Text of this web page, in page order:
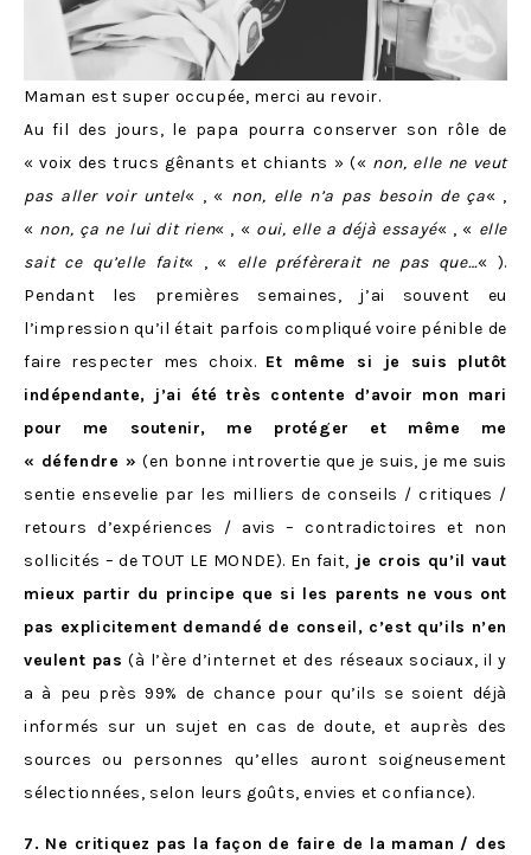
Maman est super occupée, merci au revoir.
Au fil des jours, le papa pourra conserver son rôle de
« voix des trucs gênants et chiants » (« non, elle ne veut
pas aller voir untel« , « non, elle n’a pas besoin de ça« ,
« non, ça ne lui dit rien« , « oui, elle a déjà essayé« , « elle
sait ce qu’elle fait« , « elle préfèrerait ne pas que…« ).
Pendant les premières semaines, j’ai souvent eu
l’impression qu’il était parfois compliqué voire pénible de
faire respecter mes choix. Et même si je suis plutôt
indépendante, j’ai été très contente d’avoir mon mari
pour me soutenir, me protéger et même me
« défendre »(en bonne introvertie que je suis, je me suis
sentie ensevelie par les milliers de conseils / critiques /
retours d’expériences / avis – contradictoires et non
sollicités – de TOUT LE MONDE). En fait, je crois qu’il vaut
mieux partir du principe que si les parents ne vous ont
pas explicitement demandé de conseil, c’est qu’ils n’en
veulent pas (à l’ère d’internet et des réseaux sociaux, il y
a à peu près 99% de chance pour qu’ils se soient déjà
informés sur un sujet en cas de doute, et auprès des
sources ou personnes qu’elles auront soigneusement
sélectionnées, selon leurs goûts, envies et confiance).
7. Ne critiquez pas la façon de faire de la maman / des